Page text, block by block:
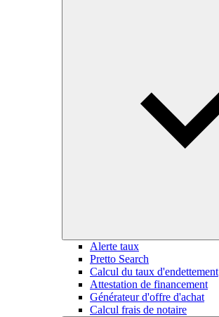
Alerte taux
Pretto Search
Calcul du taux d'endettement
Attestation de financement
Générateur d'offre d'achat
Calcul frais de notaire